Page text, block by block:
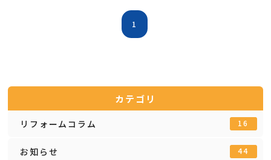
1
カテゴリ
リフォームコラム 16
お知らせ 44